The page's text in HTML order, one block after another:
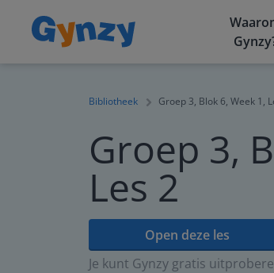
Bibliotheek Groep 3, Blok 6, Week 1,
Groep 3,
Les 2
Open deze les
Je kunt Gynzy gratis